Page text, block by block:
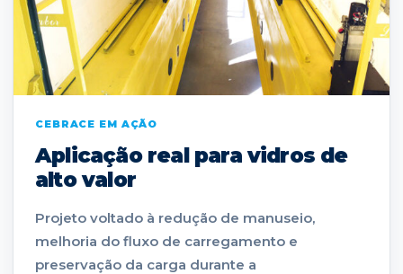
CEBRACE EM AÇÃO
Aplicação real para vidros de
alto valor
Projeto voltado à redução de manuseio,
melhoria do fluxo de carregamento e
preservação da carga durante a